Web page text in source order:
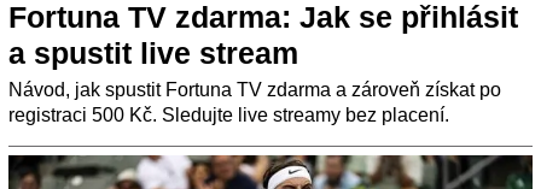
Fortuna TV zdarma: Jak se přihlásit
a spustit live stream
Návod, jak spustit Fortuna TV zdarma a zároveň získat po
registraci 500 Kč. Sledujte live streamy bez placení.